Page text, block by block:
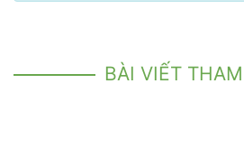
BÀI VIẾT